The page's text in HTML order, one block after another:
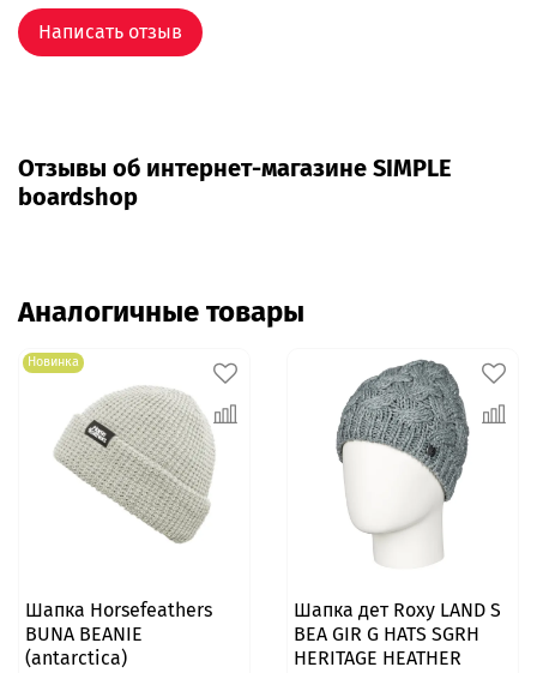
Написать отзыв
Отзывы об интернет-магазине SIMPLE
boardshop
Аналогичные товары
Новинка
Шапка Horsefeathers
BUNA BEANIE
(antarctica)
Шапка дет Roxy LAND S
BEA GIR G HATS SGRH
HERITAGE HEATHER